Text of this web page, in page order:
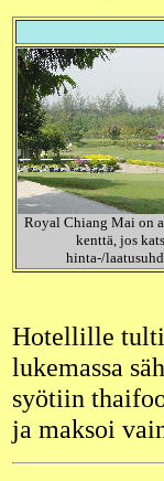
Royal Chiang Mai on
kenttä, jos
hinta-/
Hotellille
lukemassa
syötiin
ja maksoi